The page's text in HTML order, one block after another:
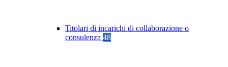
Titolari di incarichi di collaborazione o
consulenza 48